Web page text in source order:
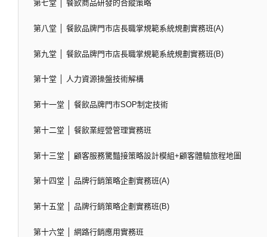
第七堂 │ 餐飲商品研發的合縱策略
第八堂 │ 餐飲品牌門市店長職掌規範系統規劃實務班(A)
第九堂 │ 餐飲品牌門市店長職掌規範系統規劃實務班(B)
第十堂 │ 人力資源操盤技術解構
第十一堂 │ 餐飲品牌門市SOP制定技術
第十二堂 │ 餐飲業經營管理實務班
第十三堂 │ 顧客服務驚豔接策略設計模組+顧客體驗旅程地圖
第十四堂 │ 品牌行銷策略企劃實務班(A)
第十五堂 │ 品牌行銷策略企劃實務班(B)
第十六堂 │ 網路行銷應用實務班